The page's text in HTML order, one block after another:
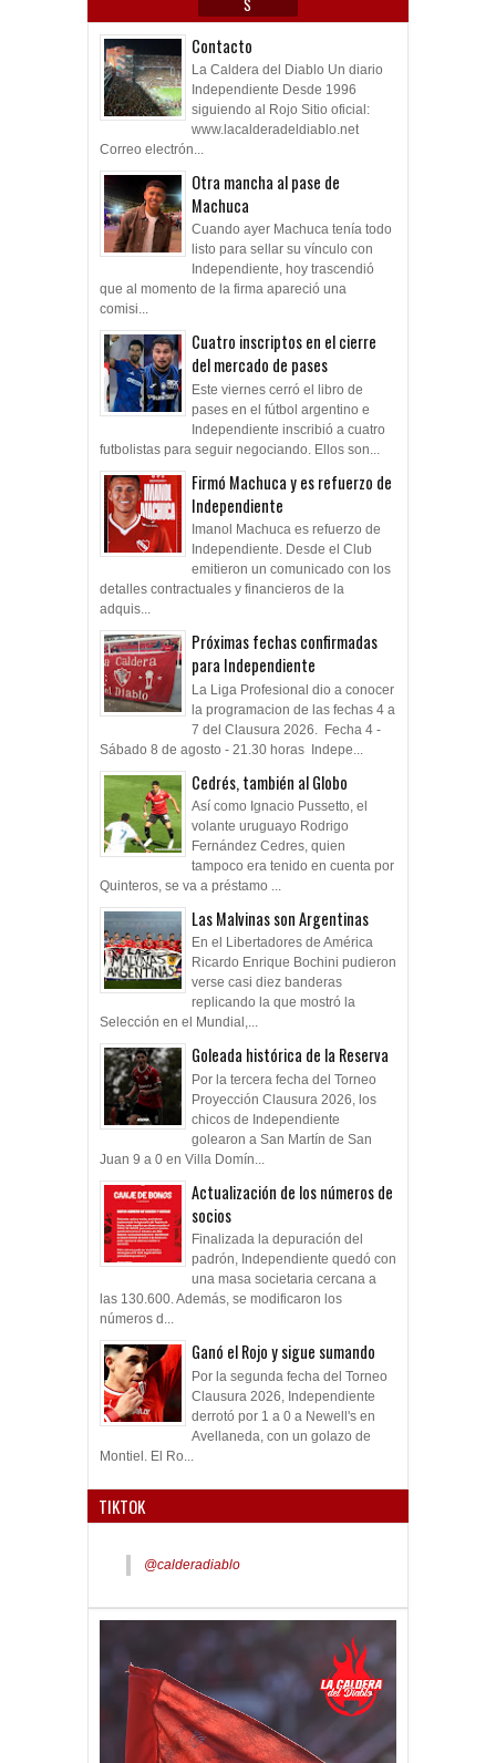
Contacto
La Caldera del Diablo Un diario
Independiente Desde 1996
siguiendo al Rojo Sitio oficial:
www.lacalderadeldiablo.net
Correo electrón...
Otra mancha al pase de
Machuca
Cuando ayer Machuca tenía todo
listo para sellar su vínculo con
Independiente, hoy trascendió
que al momento de la firma apareció una
comisi...
Cuatro inscriptos en el cierre
del mercado de pases
Este viernes cerró el libro de
pases en el fútbol argentino e
Independiente inscribió a cuatro
futbolistas para seguir negociando. Ellos son...
Firmó Machuca y es refuerzo de
Independiente
Imanol Machuca es refuerzo de
Independiente. Desde el Club
emitieron un comunicado con los
detalles contractuales y financieros de la
adquis...
Próximas fechas confirmadas
para Independiente
La Liga Profesional dio a conocer
la programacion de las fechas 4 a
7 del Clausura 2026. Fecha 4 -
Sábado 8 de agosto - 21.30 horas Indepe...
Cedrés, también al Globo
Así como Ignacio Pussetto, el
volante uruguayo Rodrigo
Fernández Cedres, quien
tampoco era tenido en cuenta por
Quinteros, se va a préstamo ...
Las Malvinas son Argentinas
En el Libertadores de América
Ricardo Enrique Bochini pudieron
verse casi diez banderas
replicando la que mostró la
Selección en el Mundial,...
Goleada histórica de la Reserva
Por la tercera fecha del Torneo
Proyección Clausura 2026, los
chicos de Independiente
golearon a San Martín de San
Juan 9 a 0 en Villa Domín...
Actualización de los números de
socios
Finalizada la depuración del
padrón, Independiente quedó con
una masa societaria cercana a
las 130.600. Además, se modificaron los
números d...
Ganó el Rojo y sigue sumando
Por la segunda fecha del Torneo
Clausura 2026, Independiente
derrotó por 1 a 0 a Newell's en
Avellaneda, con un golazo de
Montiel. El Ro...
TIKTOK
@calderadiablo